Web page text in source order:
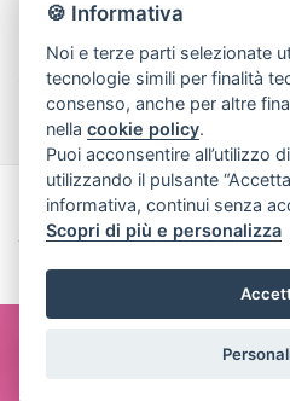
Lascia una recensione
Made with byInfoser.it-
2026
🍪 Informativa
Noi e terze parti selezionate
tecnologie simili per finalità
consenso, anche per altre
nellacookie policy.
Puoi acconsentire all’utilizzo
utilizzando il pulsante
informativa, continui senza
Scopri di più e personalizza